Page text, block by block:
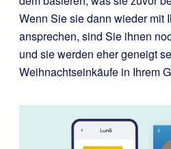
Wenn Sie sie dann wieder mit
ansprechen, sind Sie ihnen
und sie werden eher geneigt
Weihnachtseinkäufe in Ihrem